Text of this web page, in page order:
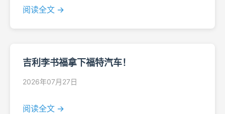
阅读全文 →
吉利李书福拿下福特汽车！
2026年07月27日
阅读全文 →